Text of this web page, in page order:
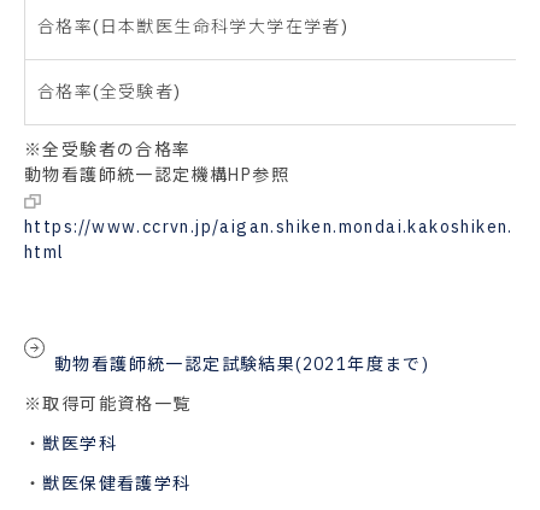
合格率(日本獣医生命科学大学在学者)
合格率(全受験者)
※全受験者の合格率
動物看護師統一認定機構HP参照
https://www.ccrvn.jp/aigan.shiken.mondai.kakoshiken.
html
動物看護師統一認定試験結果(2021年度まで)
※取得可能資格一覧
・獣医学科
・獣医保健看護学科